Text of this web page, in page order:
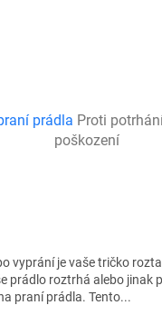
prádla Proti
poškození
vyprání je vaše tričko
prádlo roztrhá alebo jinak
praní prádla. Tento...